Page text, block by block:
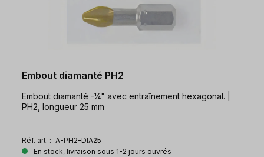
Embout diamanté PH2
Embout diamanté -¼" avec entraînement hexagonal. |
PH2, longueur 25 mm
Réf. art. : A-PH2-DIA25
En stock, livraison sous 1-2 jours ouvrés